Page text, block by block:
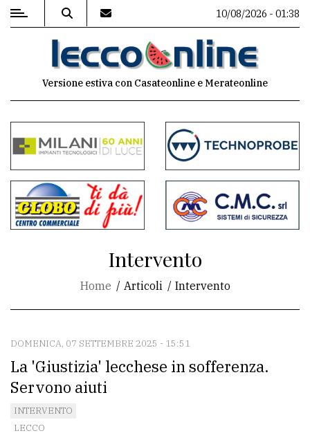
MENU
commenti
Contenuti
del
sito
CONTATTI
La
redazione
Scrivici
Per
10/08/2026 - 01:38
Versione estiva con Casateonline e Merateonline
Intervento
Home Articoli Intervento
DOMENICA, 07 SETTEMBRE 2025 - 15:51
La 'Giustizia' lecchese in sofferenza.
Servono aiuti
INTERVENTO
LECCO